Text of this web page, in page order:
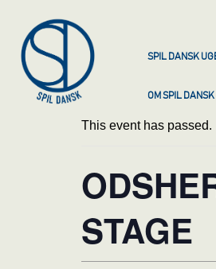
SPIL DANSK
OM SPIL DANSK
This event has passed.
STAGE